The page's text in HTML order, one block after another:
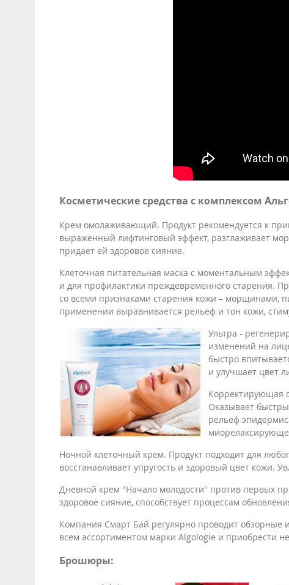
Косметические средства с комплексом
Крем омолаживающий. Продукт рекомендуется к
выраженный лифтинговый эффект, разглаживает
придает ей здоровое сияние.
Клеточная питательная маска с моментальным
и для профилактики преждевременного старения.
со всеми признаками старения кожи – морщинами,
применении выравнивается рельеф и тон кожи,
Ультра -
изменений на
быстро
и улучшает цвет
Корректирующая
Оказывает
рельеф
Ночной клеточный крем. Продукт подходит для
восстанавливает упругость и здоровый цвет кожи.
Дневной крем "Начало молодости" против первых
здоровое сияние, способствует процессам
Компания Смарт Бай регулярно проводит обзорные
всем ассортиментом марки Algologie и приобрести
Брошюры: